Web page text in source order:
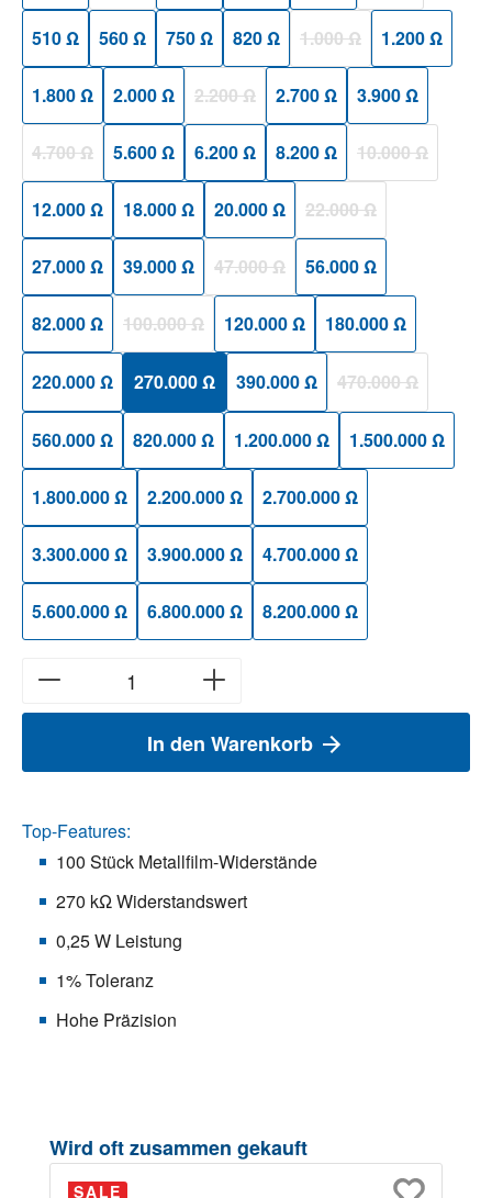
510 Ω 560 Ω 750 Ω 820 Ω 1.000 Ω(Diese Option ist zurzeit
1.200 Ω
1.800 Ω 2.000 Ω 2.200 Ω(Diese Option ist zurzeit nicht verfügbar.)
2.700 Ω 3.900 Ω
4.700 Ω(Diese Option ist zurzeit nicht verfügbar.)
5.600 Ω 6.200 Ω 8.200 Ω 10.000 Ω(Diese Option
12.000 Ω 18.000 Ω 20.000 Ω 22.000 Ω(Diese Option ist
27.000 Ω 39.000 Ω 47.000 Ω(Diese Option ist zurzeit nicht
56.000 Ω
82.000 Ω 100.000 Ω(Diese Option ist zurzeit nicht verfügbar.)
120.000 Ω 180.000 Ω
220.000 Ω 270.000 Ω 390.000 Ω 470.000 Ω(Diese Option ist
560.000 Ω 820.000 Ω 1.200.000 Ω 1.500.000 Ω
1.800.000 Ω 2.200.000 Ω 2.700.000 Ω
3.300.000 Ω 3.900.000 Ω 4.700.000 Ω
5.600.000 Ω 6.800.000 Ω 8.200.000 Ω
In den Warenkorb
Top-Features:
100 Stück Metallfilm-Widerstände
270 kΩ Widerstandswert
0,25 W Leistung
1% Toleranz
Hohe Präzision
Produktgalerie überspringen
Wird oft zusammen gekauft
SALE